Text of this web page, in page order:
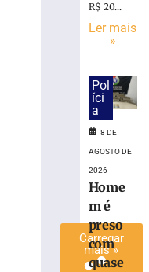
maconha
Blumenau
agosto
Carregar
mais »
R$ 20...
Ler mais
»
Pol
íci
a
8 DE
AGOSTO DE
2026
Home
m é
preso
com
quase